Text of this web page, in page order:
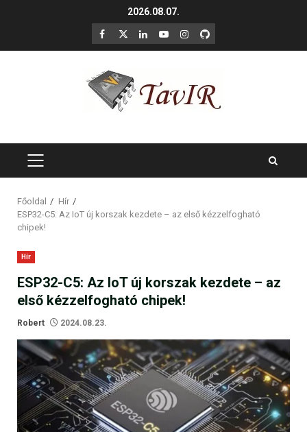
2026.08.07.
F X LinkedIn
YouTubeInstagram
GitHub
PRIMARY
Főoldal
Hír
ESP32-C5: Az IoT új korszak kezdete – az első kézzelfogható
chipek!
Hír
ESP32-C5: Az IoT új korszak kezdete – az
első kézzelfogható chipek!
Robert 2024.08.23.